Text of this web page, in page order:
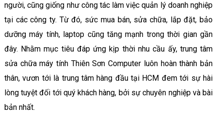
người, cũng giống như công tác làm việc quản lý doanh nghiệp
tại các công ty. Từ đó, sức mua bán, sửa chữa, lắp đặt, bảo
dưỡng máy tính, laptop cũng tăng mạnh trong thời gian gần
đây. Nhằm mục tiêu đáp ứng kịp thời nhu cầu ấy, trung tâm
sửa chữa máy tính Thiên Sơn Computer luôn hoàn thành bản
thân, vươn tới là trung tâm hàng đầu tại HCM đem tới sự hài
lòng tuyệt đối tới quý khách hàng, bởi sự chuyên nghiệp và bài
bản nhất.